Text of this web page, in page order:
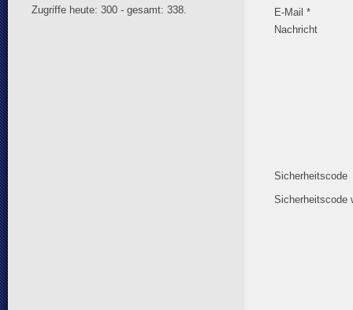
E-Mail *
Nachricht
Sicherheitscode
Sicherheitscode
Zugriffe heute: 300 - gesamt: 338.